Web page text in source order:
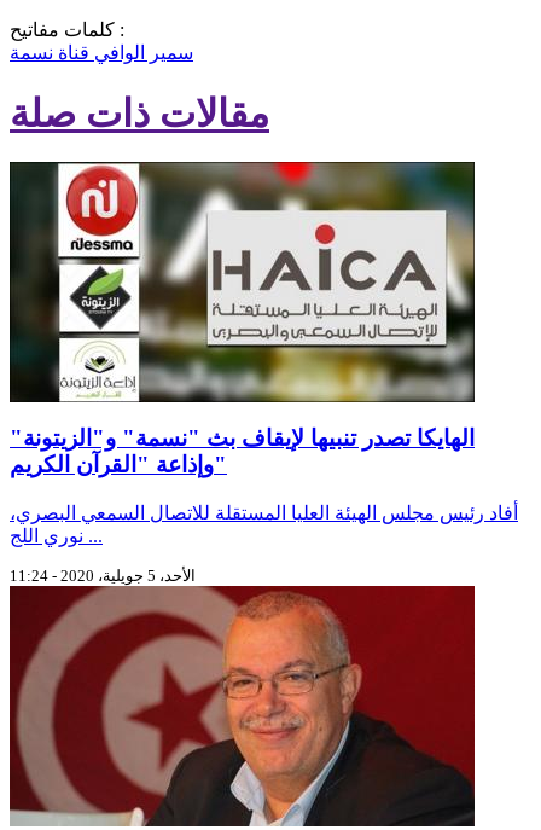
كلمات مفاتيح :
سمير الوافي قناة نسمة
مقالات ذات صلة
الهايكا تصدر تنبيها لإيقاف بث "نسمة" و"الزيتونة"
وإذاعة "القرآن الكريم"
أفاد رئيس مجلس الهيئة العليا المستقلة للاتصال السمعي البصري،
نوري اللج ...
الأحد، 5 جويلية، 2020 - 11:24